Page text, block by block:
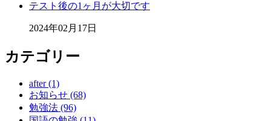
テスト後の1ヶ月が大切です
2024年02月17日
カテゴリー
after (1)
お知らせ (68)
勉強法 (96)